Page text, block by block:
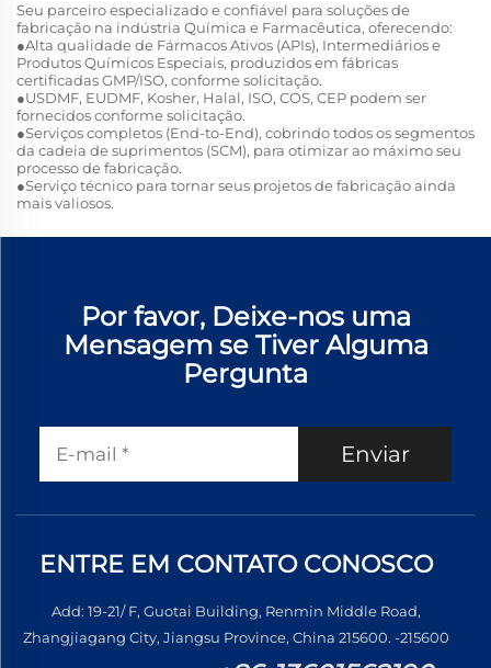
Seu parceiro especializado e confiável para soluções de
fabricação na indústria Química e Farmacêutica, oferecendo:
●Alta qualidade de Fármacos Ativos (APIs), Intermediários e
Produtos Químicos Especiais, produzidos em fábricas
certificadas GMP/ISO, conforme solicitação.
●USDMF, EUDMF, Kosher, Halal, ISO, COS, CEP podem ser
fornecidos conforme solicitação.
●Serviços completos (End-to-End), cobrindo todos os segmentos
da cadeia de suprimentos (SCM), para otimizar ao máximo seu
processo de fabricação.
●Serviço técnico para tornar seus projetos de fabricação ainda
mais valiosos.
Por favor, Deixe-nos uma
Mensagem se Tiver Alguma
Pergunta
Enviar
ENTRE EM CONTATO CONOSCO
Add: 19-21/ F, Guotai Building, Renmin Middle Road,
Zhangjiagang City, Jiangsu Province, China 215600. -215600